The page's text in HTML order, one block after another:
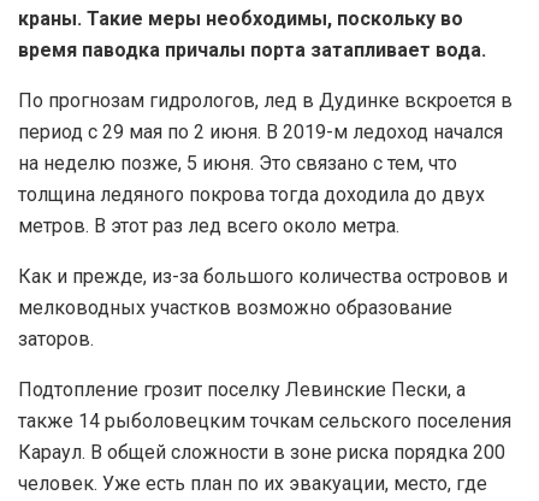
краны. Такие меры необходимы, поскольку во
время паводка причалы порта затапливает вода.
По прогнозам гидрологов, лед в Дудинке вскроется в
период с 29 мая по 2 июня. В 2019-м ледоход начался
на неделю позже, 5 июня. Это связано с тем, что
толщина ледяного покрова тогда доходила до двух
метров. В этот раз лед всего около метра.
Как и прежде, из-за большого количества островов и
мелководных участков возможно образование
заторов.
Подтопление грозит поселку Левинские Пески, а
также 14 рыболовецким точкам сельского поселения
Караул. В общей сложности в зоне риска порядка 200
человек. Уже есть план по их эвакуации, место, где